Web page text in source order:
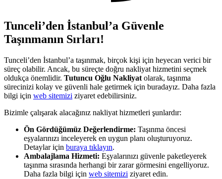
Tunceli’den İstanbul’a Güvenle
Taşınmanın Sırları!
Tunceli’den İstanbul’a taşınmak, birçok kişi için heyecan verici bir
süreç olabilir. Ancak, bu süreçte doğru nakliyat hizmetini seçmek
oldukça önemlidir. Tutuncu Oğlu Nakliyat olarak, taşınma
sürecinizi kolay ve güvenli hale getirmek için buradayız. Daha fazla
bilgi için web sitemizi ziyaret edebilirsiniz.
Bizimle çalışarak alacağınız nakliyat hizmetleri şunlardır:
Ön Gördüğümüz Değerlendirme: Taşınma öncesi
eşyalarınızı inceleyerek en uygun planı oluşturuyoruz.
Detaylar için buraya tıklayın.
Ambalajlama Hizmeti: Eşyalarınızı güvenle paketleyerek
taşınma sırasında herhangi bir zarar görmesini engelliyoruz.
Daha fazla bilgi için web sitemizi ziyaret edin.